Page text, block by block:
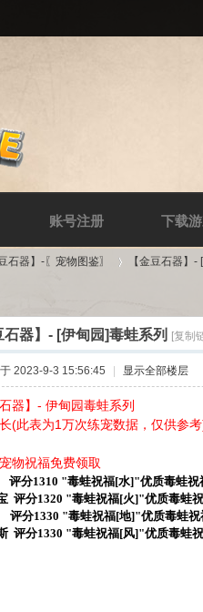
账号注册 下载
石器】-〖宠物图鉴〗
›
【金豆石器】
石器】- [伊甸园]毒蛙系列 [复制
2023-9-3 15:56:45 显示全部楼层
石器】- 伊甸园毒蛙系列
(此表为1万次练宠数据，仅供参
物祝福免费领取
分1310 "毒蛙祝福[水]"优质毒蛙祝
宝 评分1320 "毒蛙祝福[
分1330 "毒蛙祝福[地]"优质毒蛙祝
评分1330 "毒蛙祝福[风]"优质毒蛙